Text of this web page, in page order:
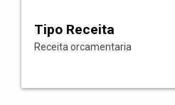
Tipo Receita
Receita orcamentaria